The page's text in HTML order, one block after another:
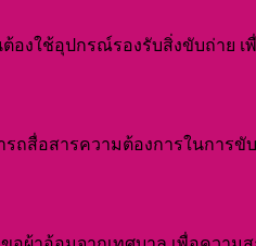
งใช้อุปกรณ์รองรับสิ่งขับถ่าย เ
ถสื่อสารความต้องการในการขั